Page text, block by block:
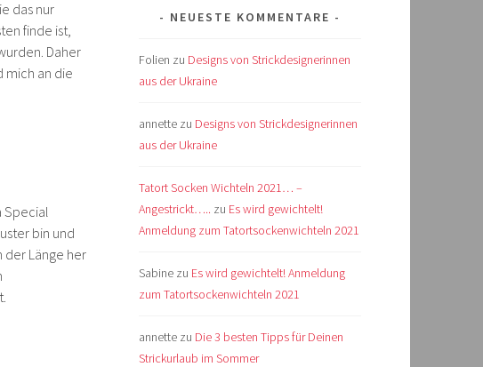
das nur
finde ist,
Daher
mich an die
Special
bin und
der Länge her
NEUESTE KOMMENTARE
Folien zu Designs von Strickdesignerinnen
aus der Ukraine
annette zu Designs von Strickdesignerinnen
aus der Ukraine
Tatort Socken Wichteln 2021… –
Angestrickt….. zu Es wird gewichtelt!
Anmeldung zum Tatortsockenwichteln 2021
Sabine zu Es wird gewichtelt! Anmeldung
zum Tatortsockenwichteln 2021
annette zu Die 3 besten Tipps für Deinen
Strickurlaub im Sommer